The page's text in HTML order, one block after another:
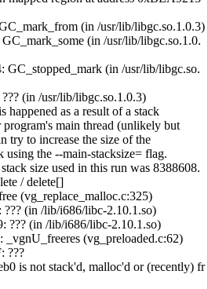
(in /usr/lib/libgc.so.1.0.3)
(in /usr/lib/libgc.so.1.0.
(in /usr/lib/libgc.so.
(in /usr/lib/libgc.so.1.0.3)
as a result of a stack
main thread (unlikely but
try to increase the size of the
the --main-stacksize= flag.
size used in this run was 8388608.
/ delete[]
(vg_replace_malloc.c:325)
(in /lib/i686/libc-2.10.1.so)
(in /lib/i686/libc-2.10.1.so)
(vg_preloaded.c:62)
???
is not stack'd, malloc'd or (recently) fr